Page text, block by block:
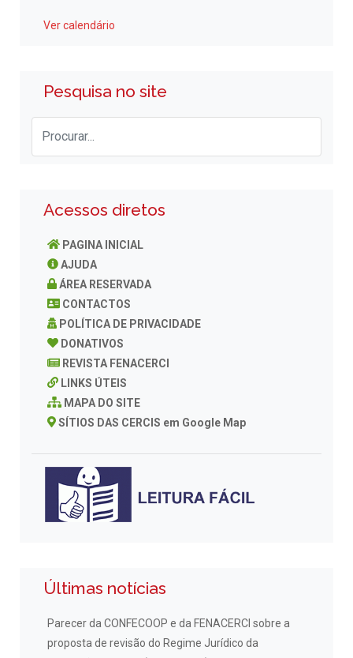
Ver calendário
Pesquisa no site
Acessos diretos
PAGINA INICIAL
AJUDA
ÁREA RESERVADA
CONTACTOS
POLÍTICA DE PRIVACIDADE
DONATIVOS
REVISTA FENACERCI
LINKS ÚTEIS
MAPA DO SITE
SÍTIOS DAS CERCIS em Google Map
Últimas notícias
Parecer da CONFECOOP e da FENACERCI sobre a
proposta de revisão do Regime Jurídico da